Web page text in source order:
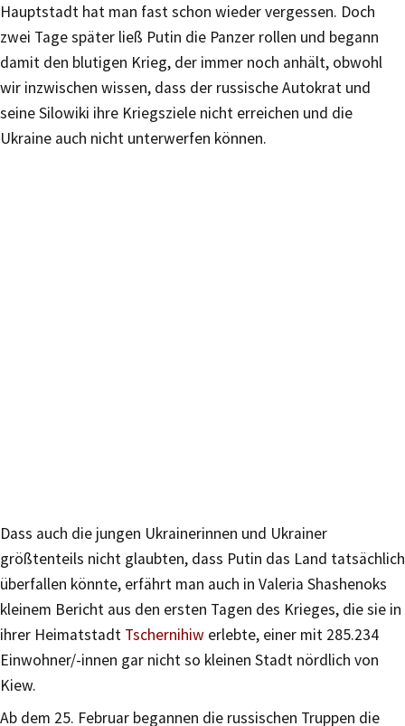
Hauptstadt hat man fast schon wieder vergessen. Doch
zwei Tage später ließ Putin die Panzer rollen und begann
damit den blutigen Krieg, der immer noch anhält, obwohl
wir inzwischen wissen, dass der russische Autokrat und
seine Silowiki ihre Kriegsziele nicht erreichen und die
Ukraine auch nicht unterwerfen können.
Dass auch die jungen Ukrainerinnen und Ukrainer
größtenteils nicht glaubten, dass Putin das Land tatsächlich
überfallen könnte, erfährt man auch in Valeria Shashenoks
kleinem Bericht aus den ersten Tagen des Krieges, die sie in
ihrer Heimatstadt Tschernihiw erlebte, einer mit 285.234
Einwohner/-innen gar nicht so kleinen Stadt nördlich von
Kiew.
Ab dem 25. Februar begannen die russischen Truppen die